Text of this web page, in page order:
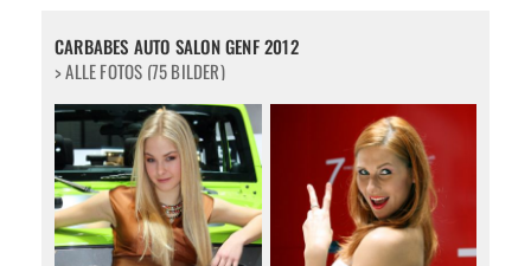
CARBABES AUTO SALON GENF 2012
> ALLE FOTOS (75 BILDER)